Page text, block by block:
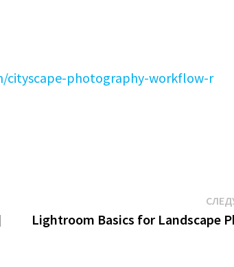
cityscape-photography-workflow-r
Lightroom Basics for Landscape